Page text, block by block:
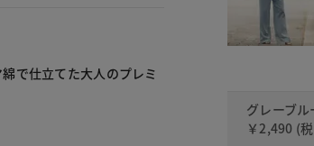
で仕立てた大人のプレミ
グレーブ
￥2,490 (